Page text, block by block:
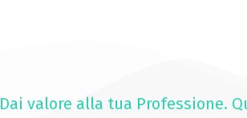
Dai valore alla tua Professione.